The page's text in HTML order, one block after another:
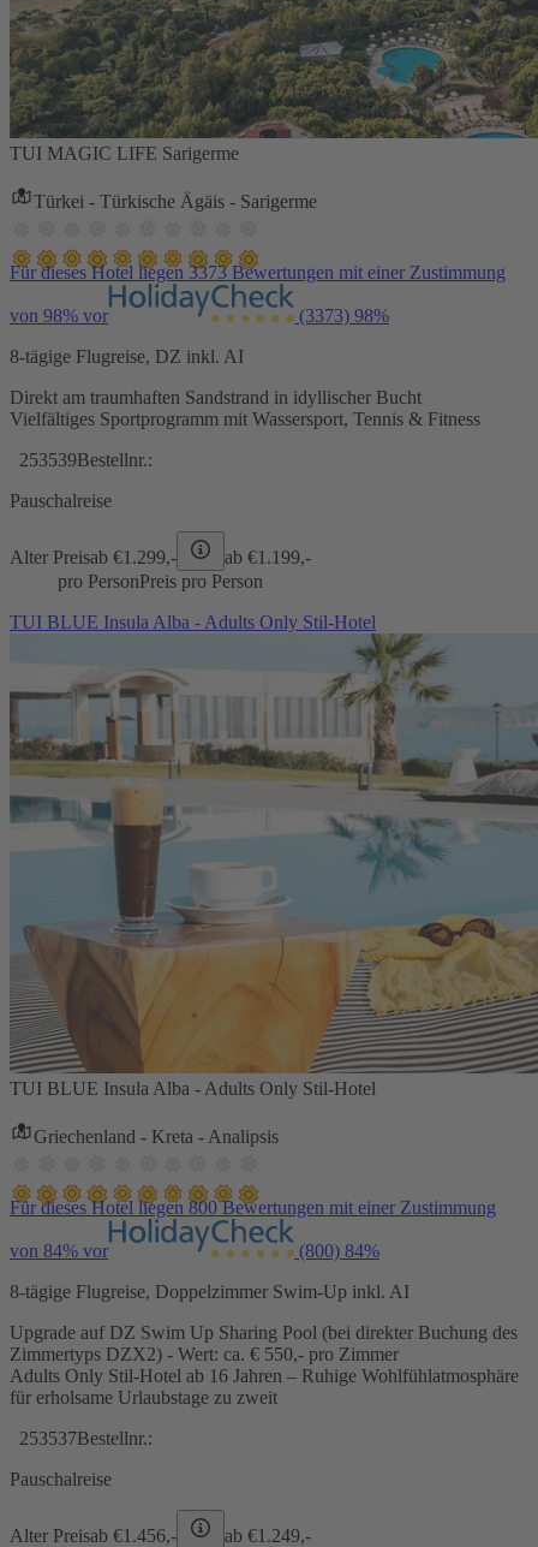
TUI MAGIC LIFE Sarigerme
Türkei - Türkische Ägäis - Sarigerme
Für dieses Hotel liegen 3373 Bewertungen mit einer Zustimmung
von 98% vor (3373) 98%
8-tägige Flugreise, DZ inkl. AI
Direkt am traumhaften Sandstrand in idyllischer Bucht
Vielfältiges Sportprogramm mit Wassersport, Tennis & Fitness
253539Bestellnr.:
Pauschalreise
Alter Preisab €1.299,- ab €1.199,-
pro PersonPreis pro Person
TUI BLUE Insula Alba - Adults Only Stil-Hotel
TUI BLUE Insula Alba - Adults Only Stil-Hotel
Griechenland - Kreta - Analipsis
Für dieses Hotel liegen 800 Bewertungen mit einer Zustimmung
von 84% vor (800) 84%
8-tägige Flugreise, Doppelzimmer Swim-Up inkl. AI
Upgrade auf DZ Swim Up Sharing Pool (bei direkter Buchung des
Zimmertyps DZX2) - Wert: ca. € 550,- pro Zimmer
Adults Only Stil-Hotel ab 16 Jahren – Ruhige Wohlfühlatmosphäre
für erholsame Urlaubstage zu zweit
253537Bestellnr.:
Pauschalreise
Alter Preisab €1.456,- ab €1.249,-